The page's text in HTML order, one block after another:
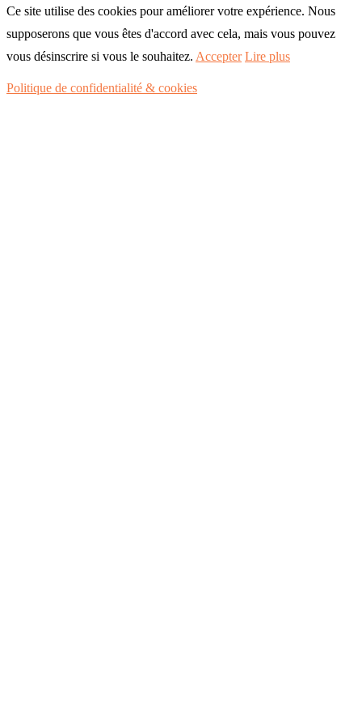
Ce site utilise des cookies pour améliorer votre expérience. Nous
supposerons que vous êtes d'accord avec cela, mais vous pouvez
vous désinscrire si vous le souhaitez. Accepter Lire plus
Politique de confidentialité & cookies